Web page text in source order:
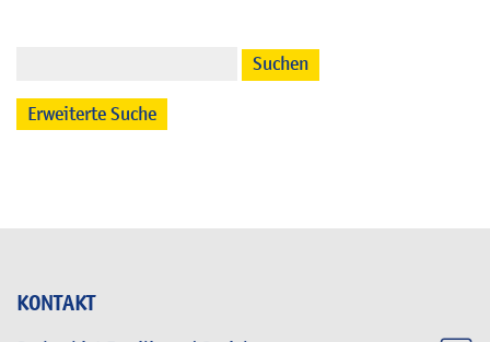
KONTAKT
Suchen
Erweiterte Suche